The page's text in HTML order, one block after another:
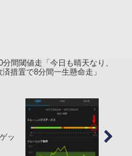
分間閾値走「今日も晴天なり、
措置で8分間一生懸命走」
ッ